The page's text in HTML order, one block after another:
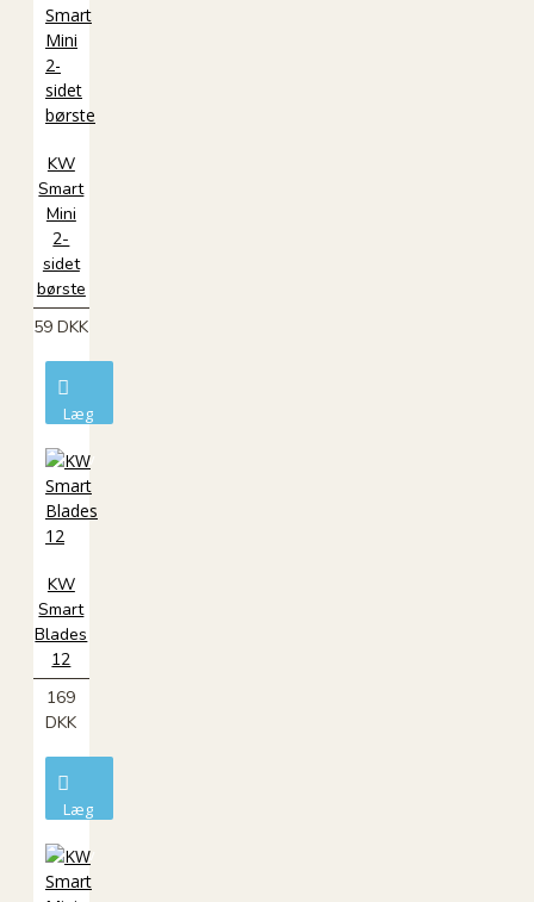
KW
Smart
Mini
2-
sidet
børste
59 DKK
Læg
kurv
KW
Smart
Blades
12
169
DKK
Læg
kurv